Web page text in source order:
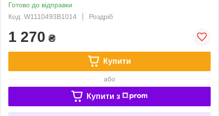
Готово до відправки
Код: W1110493B1014
Роздріб
1 270 ₴
Купити
або
Купити з